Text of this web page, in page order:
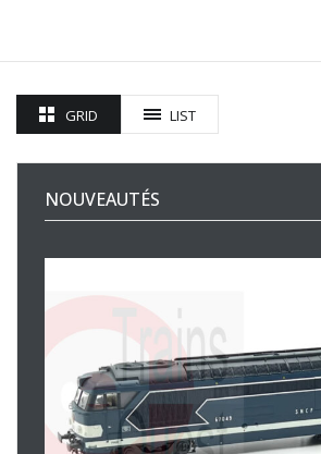
GRID LIST
NOUVEAUTÉS